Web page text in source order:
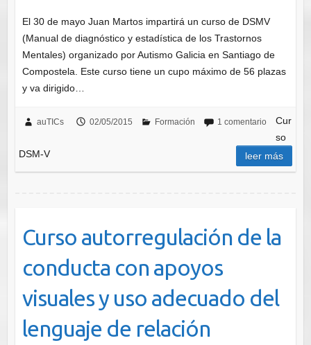
El 30 de mayo Juan Martos impartirá un curso de DSMV
(Manual de diagnóstico y estadística de los Trastornos
Mentales) organizado por Autismo Galicia en Santiago de
Compostela. Este curso tiene un cupo máximo de 56 plazas
y va dirigido…
auTICs 02/05/2015 Formación 1 comentario
Cur
so
DSM-V
leer más
Curso autorregulación de la
conducta con apoyos
visuales y uso adecuado del
lenguaje de relación